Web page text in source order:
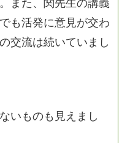
また、関先生の講義
も活発に意見が交わ
交流は続いていまし
いものも見えまし